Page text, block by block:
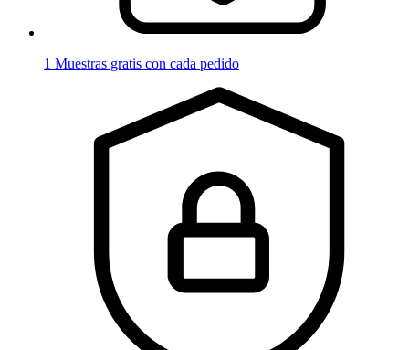
1 Muestras gratis con cada pedido